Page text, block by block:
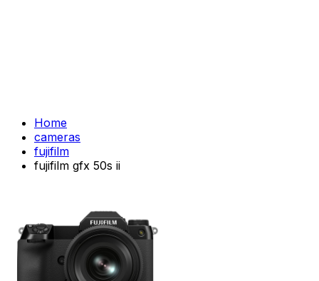
Home
cameras
fujifilm
fujifilm gfx 50s ii